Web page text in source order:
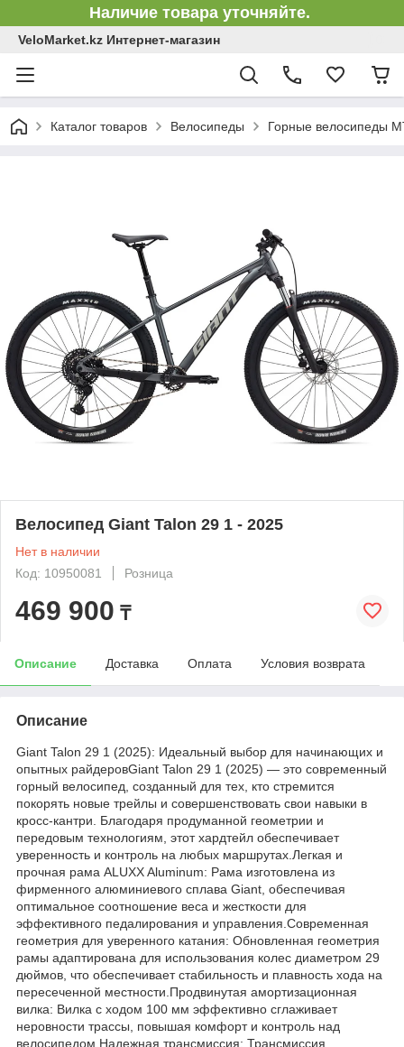
Наличие товара уточняйте.
VeloMarket.kz Интернет-магазин
Каталог товаров Велосипеды Горные велосипеды
Велосипед Giant Talon 29 1 - 2025
Нет в наличии
Код: 10950081
Розница
469 900 ₸
Описание Доставка Оплата Условия возврата
Описание
Giant Talon 29 1 (2025): Идеальный выбор для начинающих и
опытных райдеровGiant Talon 29 1 (2025) — это современный
горный велосипед, созданный для тех, кто стремится
покорять новые трейлы и совершенствовать свои навыки в
кросс-кантри. Благодаря продуманной геометрии и
передовым технологиям, этот хардтейл обеспечивает
уверенность и контроль на любых маршрутах.​Легкая и
прочная рама ALUXX Aluminum: Рама изготовлена из
фирменного алюминиевого сплава Giant, обеспечивая
оптимальное соотношение веса и жесткости для
эффективного педалирования и управления.Современная
геометрия для уверенного катания: Обновленная геометрия
рамы адаптирована для использования колес диаметром 29
дюймов, что обеспечивает стабильность и плавность хода на
пересеченной местности.Продвинутая амортизационная
вилка: Вилка с ходом 100 мм эффективно сглаживает
неровности трассы, повышая комфорт и контроль над
велосипедом.Надежная трансмиссия: Трансмиссия